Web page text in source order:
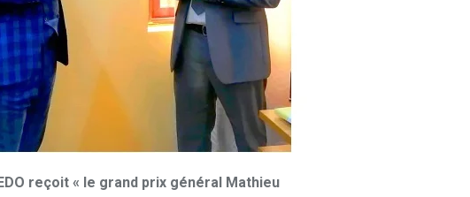
reçoit « le grand prix général Mathieu